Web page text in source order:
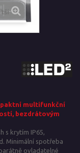
multifunkční
bezdrátovým
s krytím IP65,
Minimální spotřeba
ovladatelné